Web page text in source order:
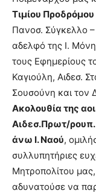
Τιμίου
Πανοσ. Σύγκελλο
αδελφό της Ι.
τους Εφημερίους
Καγιούλη, Αιδεσ.
Σουσούνη και τον
Ακολουθία της
Αιδεσ.Πρωτ/ρουπ.
άνω Ι. Ναού,
συλλυπητήριες
Μητροπολίτου
αδυνατούσε να